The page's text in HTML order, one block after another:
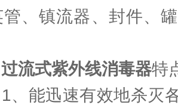
、镇流器、封件、
过流式紫外线消毒器特
能迅速有效地杀灭各